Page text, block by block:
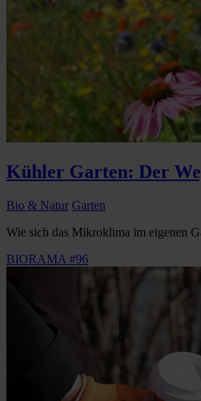
Kühler Garten: Der
Bio & Natur Garten
Wie sich das Mikroklima im eigenen
BIORAMA #96